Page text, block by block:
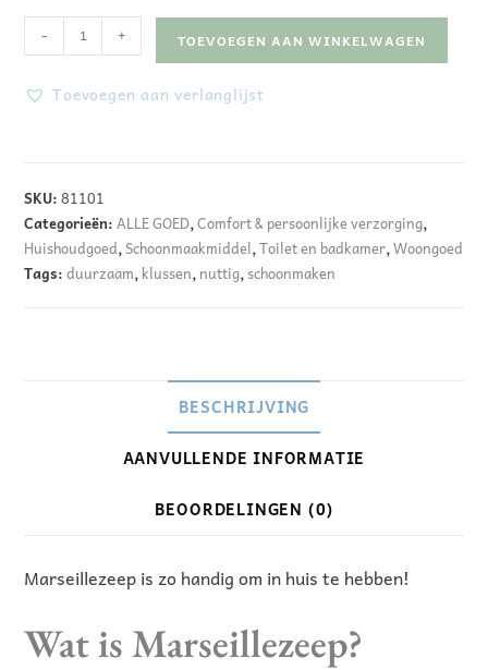
- + TOEVOEGEN AAN WINKELWAGEN
Toevoegen aan verlanglijst
l
t
e
r
SKU:81101
Categorieën:ALLE GOED,Comfort & persoonlijke verzorging,
Huishoudgoed,Schoonmaakmiddel,Toilet en badkamer,Woongoed
Tags:duurzaam,klussen,nuttig,schoonmaken
BESCHRIJVING
AANVULLENDE INFORMATIE
BEOORDELINGEN (0)
Marseillezeep is zo handig om in huis te hebben!
Wat is Marseillezeep?